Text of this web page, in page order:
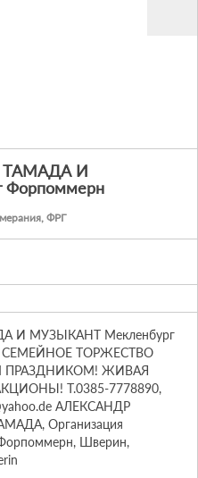
И
ФРГ
И МУЗЫКАНТ Мекленбург
СЕМЕЙНОЕ ТОРЖЕСТВО
ЖИВАЯ
Т.0385-7778890,
АЛЕКСАНДР
Организация
Шверин,